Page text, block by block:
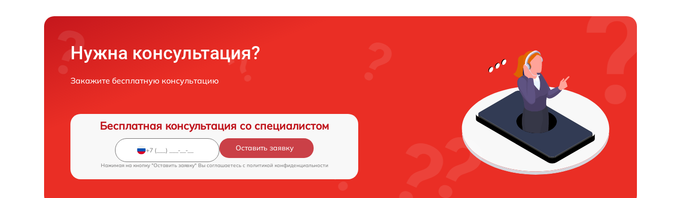
Нужна консультация?
Закажите бесплатную консультацию
Бесплатная консультация со специалистом
Оставить заявку
Нажимая на кнопку "Оставить заявку" Вы соглашаетесь c политикой конфиденциальности